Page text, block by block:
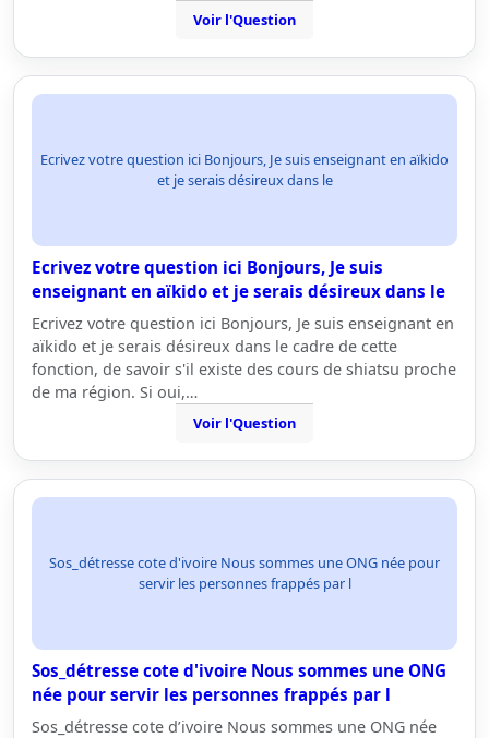
Voir l'Question
Ecrivez votre question ici Bonjours, Je suis enseignant en aïkido
et je serais désireux dans le
Ecrivez votre question ici Bonjours, Je suis
enseignant en aïkido et je serais désireux dans le
Ecrivez votre question ici Bonjours, Je suis enseignant en
aïkido et je serais désireux dans le cadre de cette
fonction, de savoir s'il existe des cours de shiatsu proche
de ma région. Si oui,…
Voir l'Question
Sos_détresse cote d'ivoire Nous sommes une ONG née pour
servir les personnes frappés par l
Sos_détresse cote d'ivoire Nous sommes une ONG
née pour servir les personnes frappés par l
Sos_détresse cote d’ivoire Nous sommes une ONG née